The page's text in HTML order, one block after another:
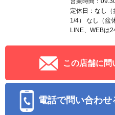
定休日：なし
1/4） なし（盆
LINE、WEBは
この店舗に問
電話で問い合わせ